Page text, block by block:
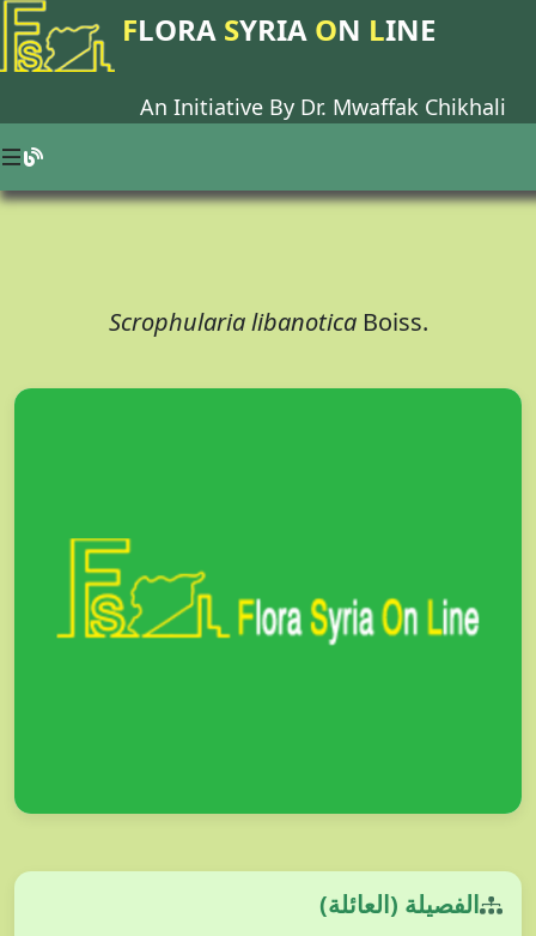
FLORA SYRIA ON LINE
An Initiative By Dr. Mwaffak Chikhali
Scrophularia libanotica Boiss.
الفصيلة (العائلة)